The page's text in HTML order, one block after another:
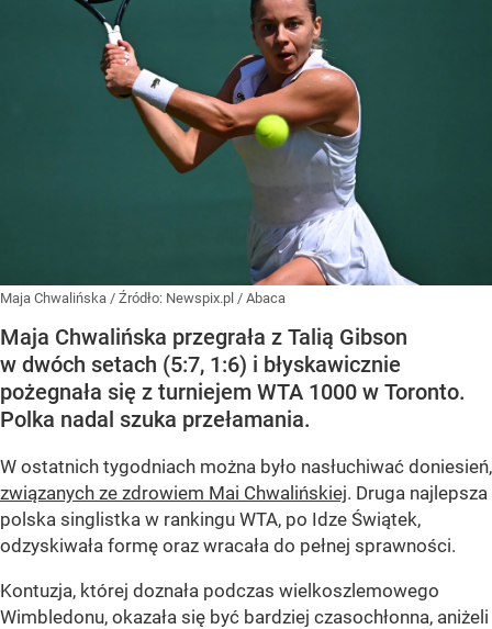
Maja Chwalińska / Źródło: Newspix.pl / Abaca
Maja Chwalińska przegrała z Talią Gibson
w dwóch setach (5:7, 1:6) i błyskawicznie
pożegnała się z turniejem WTA 1000 w Toronto.
Polka nadal szuka przełamania.
W ostatnich tygodniach można było nasłuchiwać doniesień,
związanych ze zdrowiem Mai Chwalińskiej. Druga najlepsza
polska singlistka w rankingu WTA, po Idze Świątek,
odzyskiwała formę oraz wracała do pełnej sprawności.
Kontuzja, której doznała podczas wielkoszlemowego
Wimbledonu, okazała się być bardziej czasochłonna, aniżeli